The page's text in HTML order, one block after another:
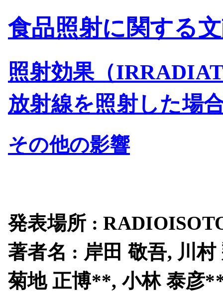
食品照射に関する
照射効果（
放射線を照射した場
その他の影響
発表場所 :
著者名 : 岸田 敬吾, 川
菊地 正博**, 小林 泰彦